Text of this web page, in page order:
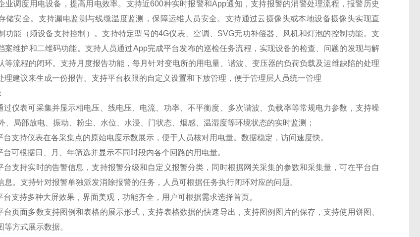
业调度用电设备，提高用电效率。支持近600种实时报警和App通知，支持报警的消警处理流程，报警历史
储安全。支持漏电监测与线缆温度监测，保障运维人员安全。支持通过云摄像头或本地设备摄像头实现直
功能（须设备支持控制）。支持特定型号的4G仪表、空调、SVG无功补偿器、风机和灯泡的控制功能。支
案维护和二维码功能。支持人员通过App完成平台发布的巡检任务流程，实现设备的检查、问题的发现与解
等流程的闭环。支持月度报告功能，每月针对变电所的用电量、谐波、变压器的负荷负载及运维缺陷的处理
理建议来生成一份报告。支持平台权限的自定义设置和下放管理，便于管理层人员统一管理
过仪表可采集并显示相电压、线电压、电流、功率、不平衡度、多次谐波、负载率等常规电力参数，支持噪
、局部放电、振动、粉尘、水位、水浸、门状态、烟感、温湿度等环境状态的实时监测；
台支持仪表在各采集点的原始电度示数展示，便于人员核对用电量。数据稳定，访问速度快。
台可根据日、月、年筛选并显示不同时段内各个回路的用电量。
台支持实时的告警信息，支持报警分级和自定义报警分类，同时根据网关采集的参数和采集量，可在平台自
息。支持针对报警单独派发消除报警的任务，人员可根据任务执行闭环对应的问题。
台支持多种大屏效果，界面美观，功能齐全，用户可根据需求选择首页。
台页面多数支持图例和表格的展示形式，支持表格数据的快速导出，支持图例图片的保存，支持使用饼图、
等方式展示数据。